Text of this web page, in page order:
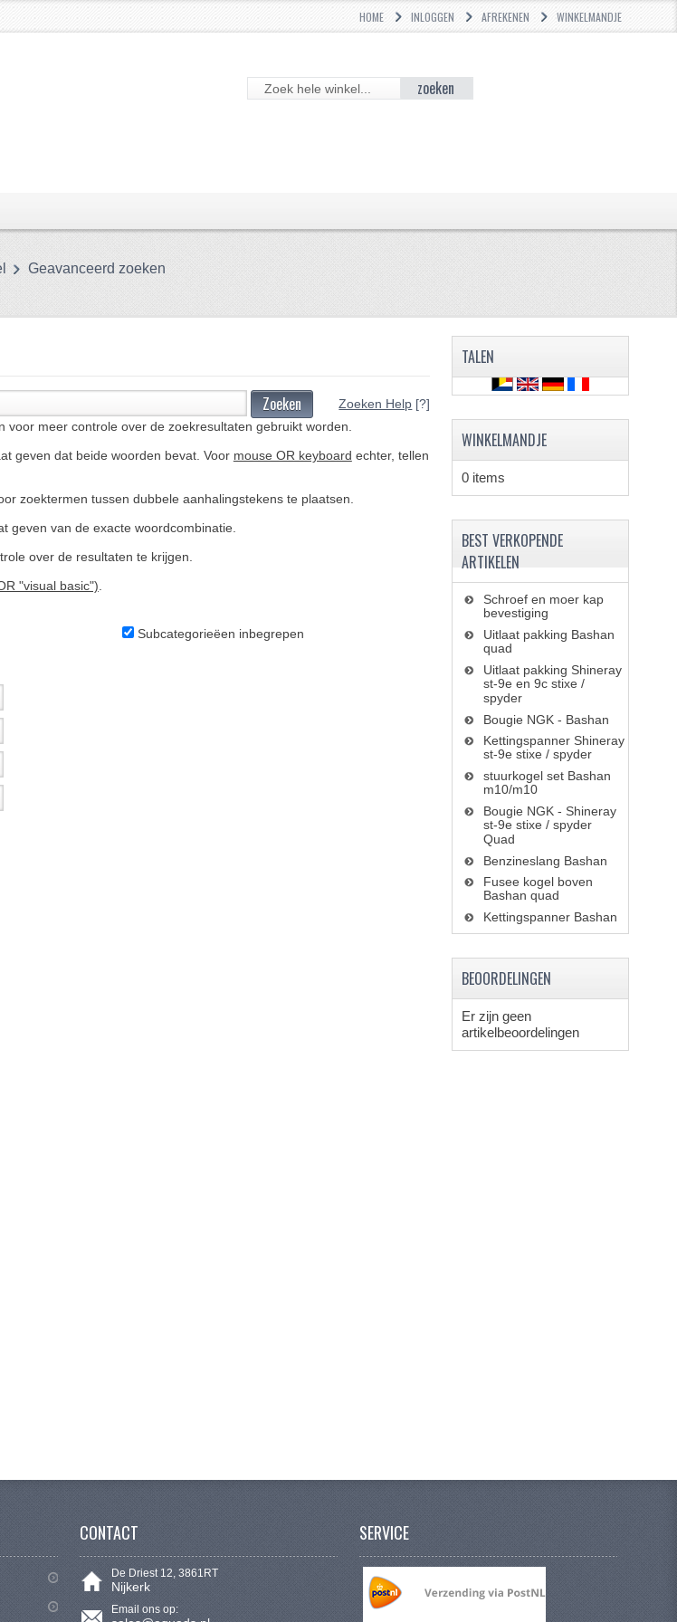
HOME INLOGGEN AFREKENEN WINKELMANDJE
zoeken
Geavanceerd zoeken
Zoeken Zoeken Help [?]
meer controle over de zoekresultaten gebruikt worden.
geven dat beide woorden bevat. Voor mouse OR keyboard echter, tellen
zoektermen tussen dubbele aanhalingstekens te plaatsen.
geven van de exacte woordcombinatie.
over de resultaten te krijgen.
"visual basic")
Subcategorieëen inbegrepen
TALEN
WINKELMANDJE
0 items
BEST VERKOPENDE
ARTIKELEN
Schroef en moer kap
bevestiging
Uitlaat pakking Bashan
quad
Uitlaat pakking Shineray
st-9e en 9c stixe /
spyder
Bougie NGK - Bashan
Kettingspanner Shineray
st-9e stixe / spyder
stuurkogel set Bashan
m10/m10
Bougie NGK - Shineray
st-9e stixe / spyder
Quad
Benzineslang Bashan
Fusee kogel boven
Bashan quad
Kettingspanner Bashan
BEOORDELINGEN
Er zijn geen
artikelbeoordelingen
CONTACT
De Driest 12, 3861RT
Nijkerk
Email ons op:
SERVICE